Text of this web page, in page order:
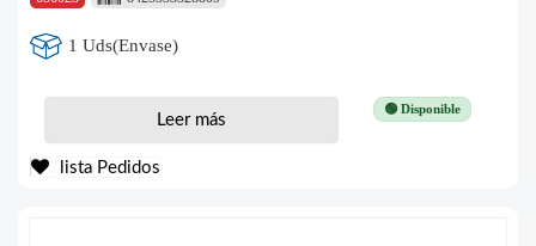
1 Uds(Envase)
🟢 Disponible
Leer más
lista Pedidos